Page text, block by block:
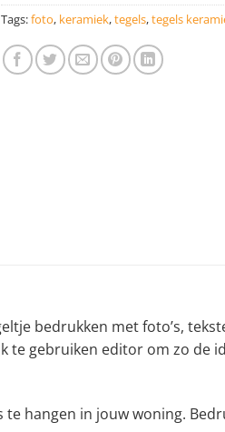
Tags:foto, keramiek,tegels,tegels
bedrukken met foto’s,
gebruiken editor om zo de
hangen in jouw woning.